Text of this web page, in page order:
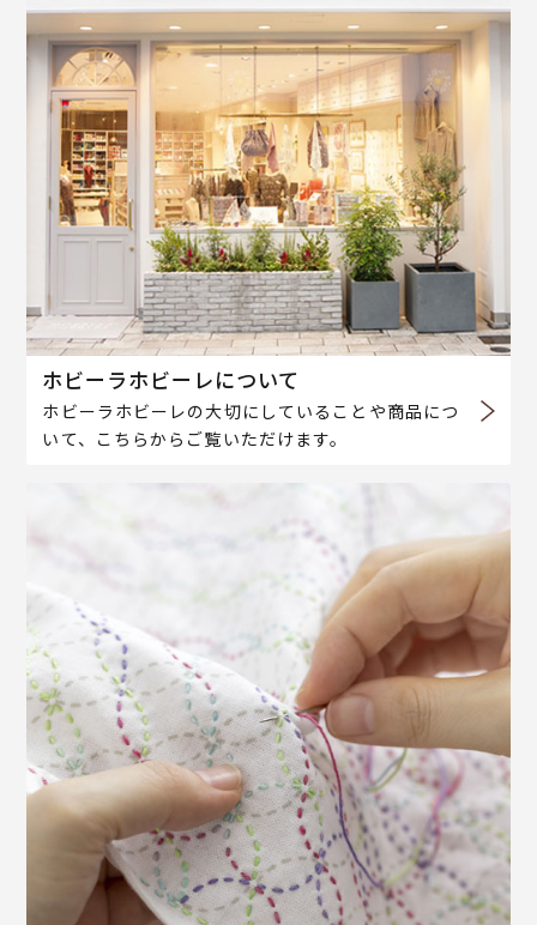
ホビーラホビーレについて
ホビーラホビーレの大切にしていることや商品につ
いて、こちらからご覧いただけます。